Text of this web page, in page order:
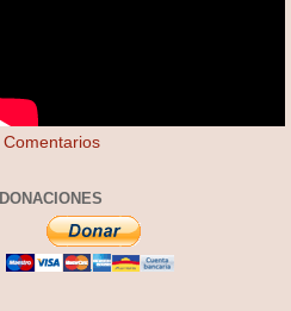
Comentarios
DONACIONES